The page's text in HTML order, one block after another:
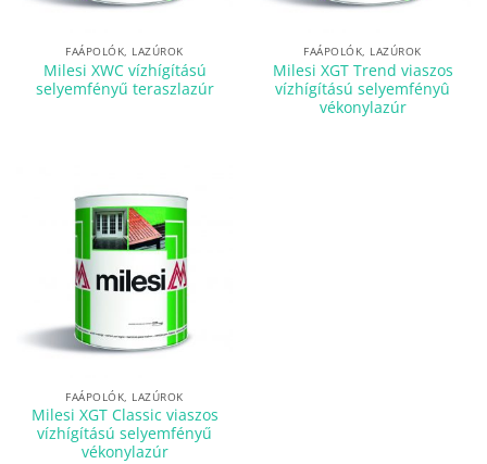
FAÁPOLÓK, LAZÚROK
Milesi XWC vízhígítású
selyemfényű teraszlazúr
FAÁPOLÓK, LAZÚROK
Milesi XGT Trend viaszos
vízhígítású selyemfényû
vékonylazúr
FAÁPOLÓK, LAZÚROK
Milesi XGT Classic viaszos
vízhígítású selyemfényű
vékonylazúr